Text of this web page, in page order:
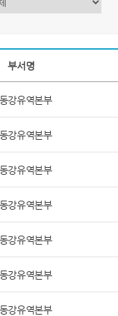
부서명
강유역본부
강유역본부
강유역본부
강유역본부
강유역본부
강유역본부
강유역본부